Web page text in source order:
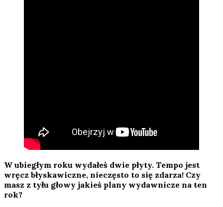
W ubiegłym roku wydałeś dwie płyty. Tempo jest
wręcz błyskawiczne, nieczęsto to się zdarza! Czy
masz z tyłu głowy jakieś plany wydawnicze na ten
rok?